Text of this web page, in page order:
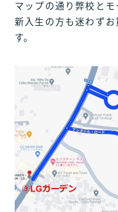
マップの通り弊校とモ
新入生の方も迷わず
す。